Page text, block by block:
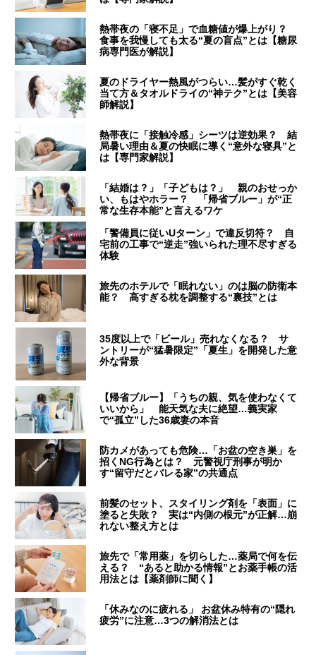
熱帯夜の「寝不足」で血糖値が爆上がり？
食事を我慢しても太る“夏の盲点”とは【糖尿
病専門医が解説】
夏のドライヤー熱風がつらい…髪がすぐ乾く
当て方＆タオルドライの“神テク”とは【美容
師解説】
熱帯夜に「接触冷感」シーツは逆効果？ 結
局暑い理由＆夏の快眠に導く“意外な寝具”と
は【専門家解説】
「結婚は？」「子どもは？」 親のおせっか
い、もはやホラー？ 「帰省ブルー」が“正
常な生存本能”と言えるワケ
「警備員に従いUターン」で違反切符？ 自
宅前の工事で“逆走”強いられた理不尽すぎる
体験
旅先のホテルで「眠れない」のは脳の防衛本
能？ 高すぎる枕を調整する“裏技”とは
35度以上で「ビール」売れなくなる？ サ
ントリーが“猛暑限定”「夏生」を開発した意
外な背景
【帰省ブルー】「うちの親、気を使わなくて
いいから」 能天気な夫に絶望…義実家
で“孤立”した36歳妻の本音
防カメがあっても危険…「お盆の空き巣」を
招くNG行為とは？ 元警視庁刑事が明か
す“留守だとバレる家”の共通点
前髪のセット、スタイリング剤を「表面」に
塗ると失敗？ 実は“内側の根元”が正解…崩
れない整え方とは
旅先で「常用薬」を切らした…薬局で何を伝
える？ “あると助かる情報”とお薬手帳の活
用法とは【薬剤師に聞く】
「休みなのに疲れる」 お盆休み特有の“隠れ
疲労”に注意…3つの解消法とは